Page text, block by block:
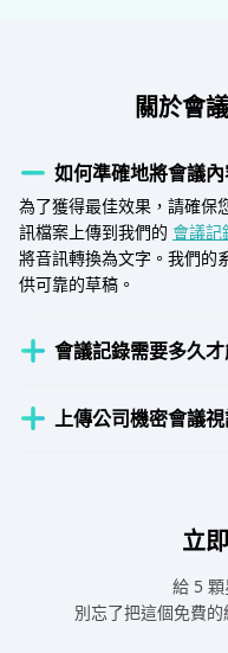
關於會
如何準確地將會議
為了獲得最佳效果，請確保
訊檔案上傳到我們的 會議記
將音訊轉換為文字。我們的
供可靠的草稿。
會議記錄需要多久才
上傳公司機密會議
立
給 5 顆
別忘了把這個免費